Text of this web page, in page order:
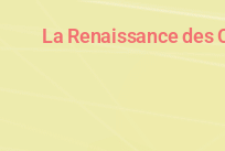
La Renaissance des